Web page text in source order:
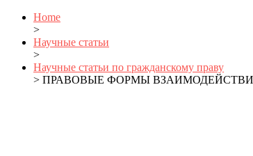
Home
>
Научные статьи
>
Научные статьи по гражданскому праву
> ПРАВОВЫЕ ФОРМЫ